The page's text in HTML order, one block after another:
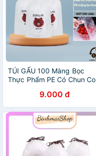
TÚI GẤU 100 Màng Bọc
Thực Phẩm PE Có Chun Co
9.000 đ